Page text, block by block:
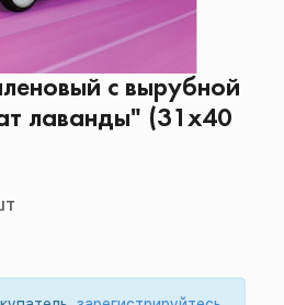
с вырубной
лаванды" (31х40